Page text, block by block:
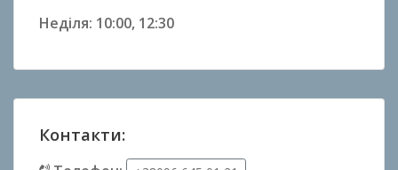
Неділя: 10:00, 12:30
Контакти: